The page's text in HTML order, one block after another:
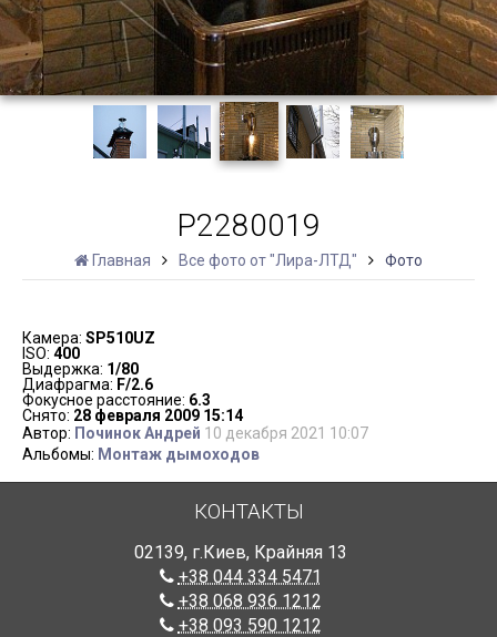
P2280019
Главная Все фото от "Лира-ЛТД" Фото
Камера: SP510UZ
ISO: 400
Выдержка: 1/80
Диафрагма: F/2.6
Фокусное расстояние: 6.3
Снято: 28 февраля 2009 15:14
Автор: Починок Андрей 10 декабря 2021 10:07
Альбомы: Монтаж дымоходов
КОНТАКТЫ
02139, г.Киев, Крайняя 13
+38 044 334 5471
+38 068 936 1212
+38 093 590 1212